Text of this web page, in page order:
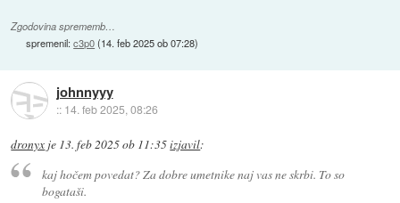
Zgodovina sprememb…
spremenil:c3p0(14. feb 2025 ob 07:28)
johnnyyy
:: 14. feb 2025, 08:26
dronyx je 13. feb 2025 ob 11:35izjavil:
kaj hočem povedat? Za dobre umetnike naj vas ne skrbi. To so
bogataši.